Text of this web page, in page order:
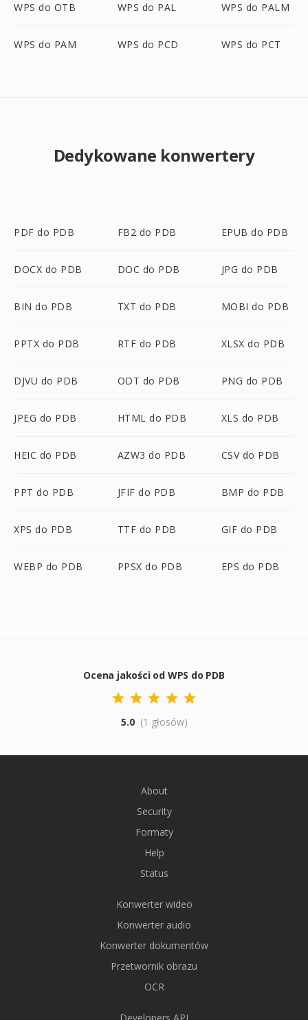
WPS do OTB WPS do PAL WPS do PALM
WPS do PAM WPS do PCD WPS do PCT
Dedykowane konwertery
PDF do PDB FB2 do PDB EPUB do PDB
DOCX do PDB DOC do PDB JPG do PDB
BIN do PDB TXT do PDB MOBI do PDB
PPTX do PDB RTF do PDB XLSX do PDB
DJVU do PDB ODT do PDB PNG do PDB
JPEG do PDB HTML do PDB XLS do PDB
HEIC do PDB AZW3 do PDB CSV do PDB
PPT do PDB JFIF do PDB BMP do PDB
XPS do PDB TTF do PDB GIF do PDB
WEBP do PDB PPSX do PDB EPS do PDB
Ocena jakości od WPS do PDB
5.0 (1 głosów)
About
Security
Formaty
Help
Status
Konwerter wideo
Konwerter audio
Konwerter dokumentów
Przetwornik obrazu
OCR